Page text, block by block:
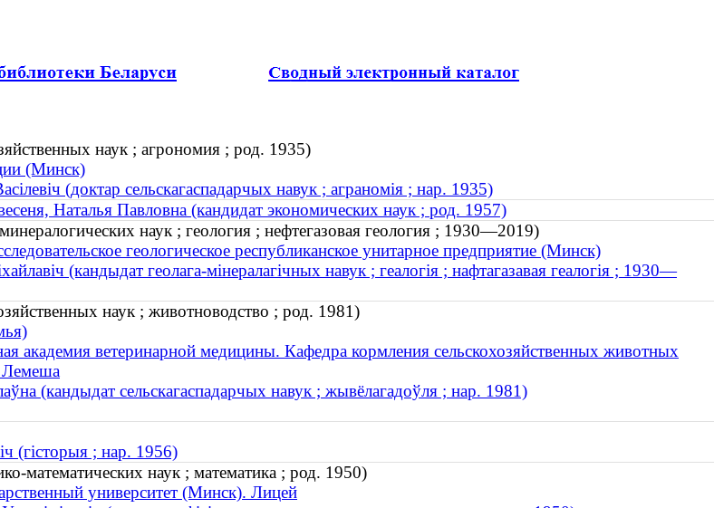
наук ; агрономия ; род. 1935)
(Минск)
(доктар сельскагаспадарчых навук ; аграномія ; нар. 1935)
Наталья Павловна (кандидат экономических наук ; род. 1957)
наук ; геология ; нефтегазовая геология ; 1930—2019)
геологическое республиканское унитарное предприятие (Минск)
(кандыдат геолага-мінералагічных навук ; геалогія ; нафтагазавая геалогія ; 1930—
наук ; животноводство ; род. 1981)
академия ветеринарной медицины. Кафедра кормления сельскохозяйственных животных
(кандыдат сельскагаспадарчых навук ; жывёлагадоўля ; нар. 1981)
(гісторыя ; нар. 1956)
математических наук ; математика ; род. 1950)
университет (Минск). Лицей